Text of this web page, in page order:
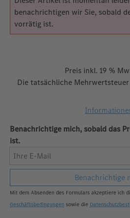
benachrichtigen wir Sie, sobald
vorrätig ist.
Preis inkl. 19 %
Die tatsächliche
Benachrichtige mich, sobald das
ist.
Ihre E-Mail
Benachrichtige
Mit dem Absenden des Formulars akzeptiere ich
Geschäftsbedingungen sowie die